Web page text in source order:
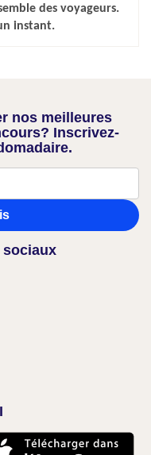
des voyageurs.
instant.
nos meilleures
Inscrivez-
sociaux